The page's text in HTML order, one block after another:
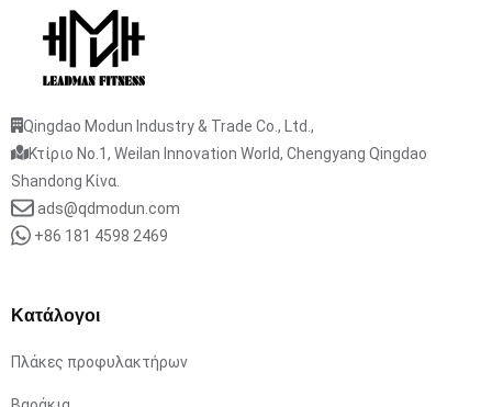
Qingdao Modun Industry & Trade Co., Ltd.,
Κτίριο No.1, Weilan Innovation World, Chengyang Qingdao
Shandong Κίνα.
ads@qdmodun.com
+86 181 4598 2469
Κατάλογοι
Πλάκες προφυλακτήρων